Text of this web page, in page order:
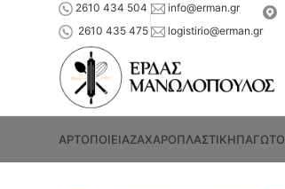
2610 434 504
2610 435 475
info@erman.gr
logistirio@erman.gr
ΑΡΤΟΠΟΙΕΙΑΖΑΧΑΡΟΠΛΑΣΤΙΚΗΠΑΓΩΤΟ